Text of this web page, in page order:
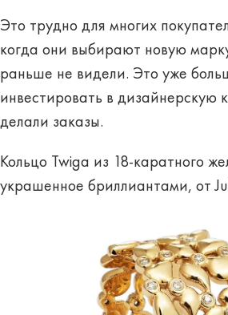
Это трудно для многих
когда они выбирают новую
раньше не видели. Это уже
инвестировать в дизайнерскую
делали заказы.
Кольцо Twiga из 18-каратного
украшенное бриллиантами, от